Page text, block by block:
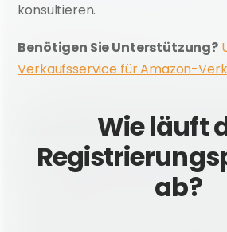
konsultieren.
Benötigen Sie Unterstützung?
Verkaufsservice für Amazon-
Wie läuft
ab?